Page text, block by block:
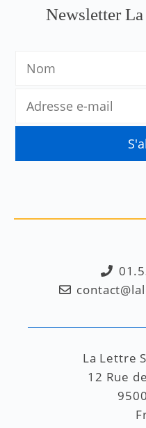
Newsletter
La Lettre
12 Rue